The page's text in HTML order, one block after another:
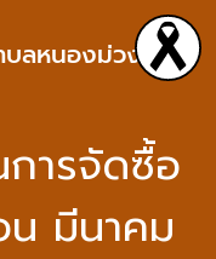
บลหนองม่วง
ารจัดซื้อ
น มีนาคม